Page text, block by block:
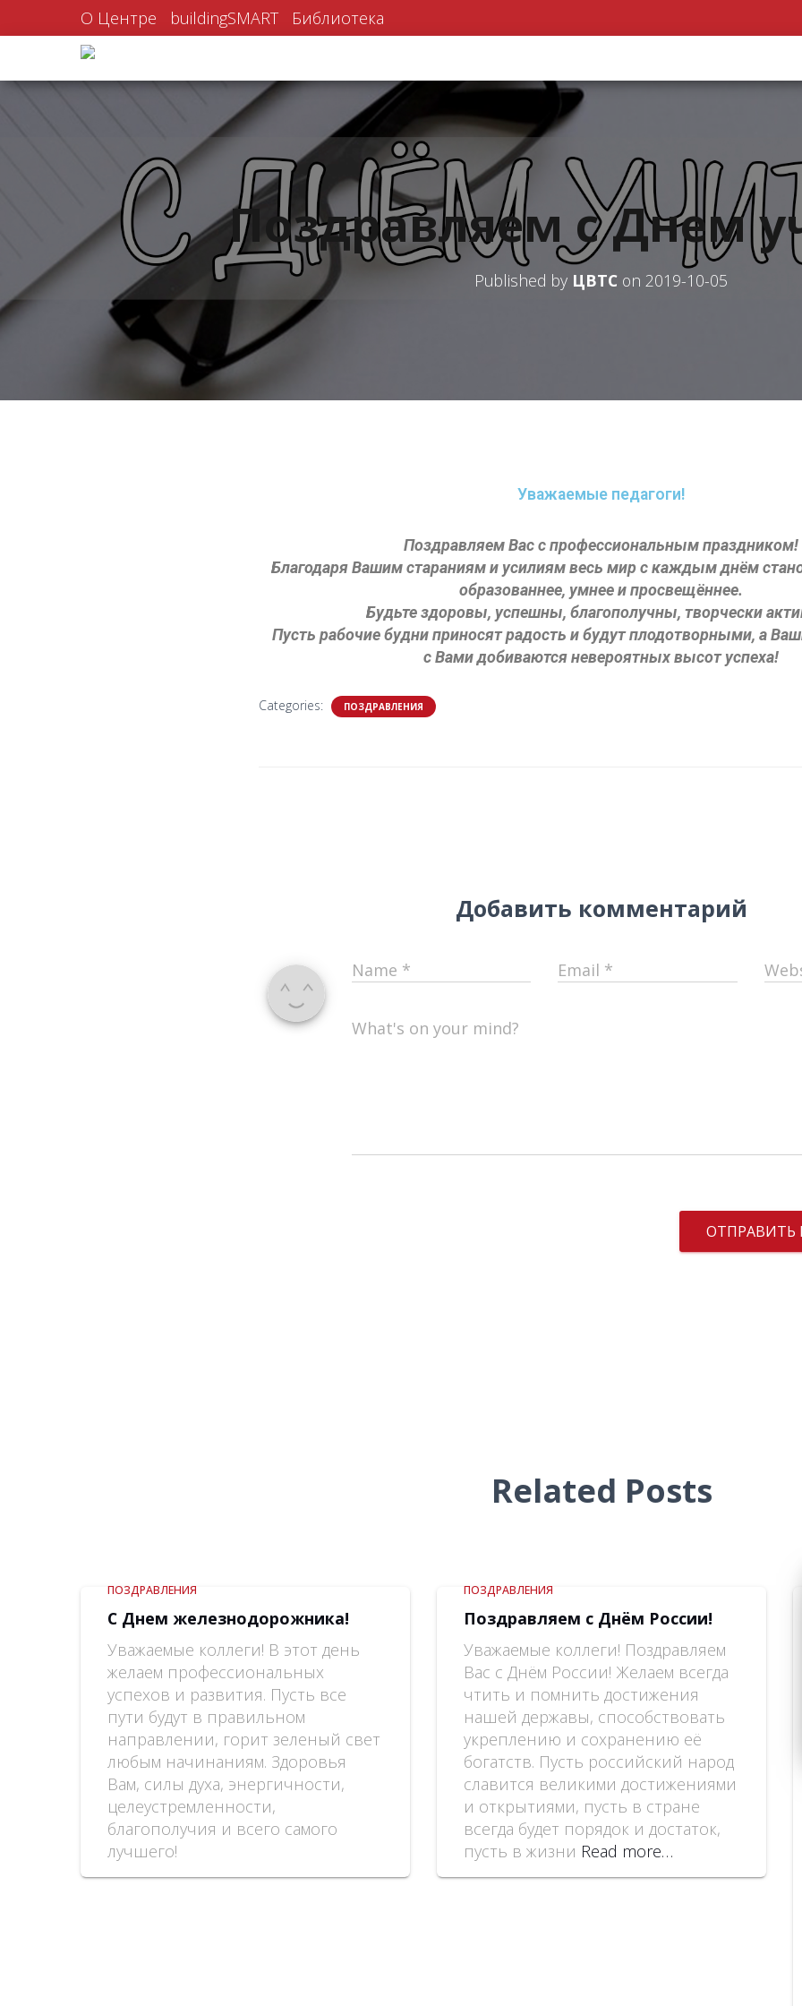
О Центре buildingSMART Библиотека
Поздравляем с Днем
Published by ЦВТС on2019-10-05
Уважаемые педагоги!
Поздравляем Вас с профессиональным праздником!
Благодаря Вашим стараниям и усилиям весь мир с каждым днём
образованнее, умнее и просвещённее.
Будьте здоровы, успешны, благополучны, творчески
Пусть рабочие будни приносят радость и будут плодотворными, а
с Вами добиваются невероятных высот успеха!
Categories: ПОЗДРАВЛЕНИЯ
Добавить комментарий
Name * Email *
What's on your mind?
Related Posts
ПОЗДРАВЛЕНИЯ
С Днем железнодорожника!
Уважаемые коллеги! В этот день
желаем профессиональных
успехов и развития. Пусть все
пути будут в правильном
направлении, горит зеленый свет
любым начинаниям. Здоровья
Вам, силы духа, энергичности,
целеустремленности,
благополучия и всего самого
лучшего!
ПОЗДРАВЛЕНИЯ
Поздравляем с Днём России!
Уважаемые коллеги! Поздравляем
Вас с Днём России! Желаем всегда
чтить и помнить достижения
нашей державы, способствовать
укреплению и сохранению её
богатств. Пусть российский народ
славится великими достижениями
и открытиями, пусть в стране
всегда будет порядок и достаток,
пусть в жизни Read more…